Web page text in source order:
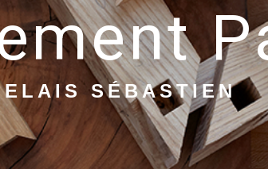
SÉBASTIEN